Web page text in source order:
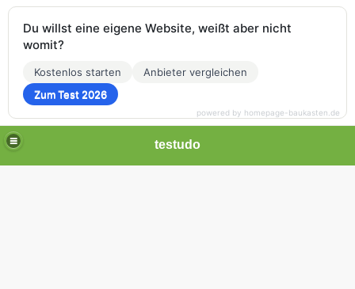
google-site-verification=D2bC-
XrltvL3D4zLX4jYTVHxqfSsRHtlI79R_iTRWa0
testudo
Du willst eine eigene Website, weißt aber nicht
womit?
Kostenlos starten
Anbieter vergleichen
Zum Test 2026
powered by homepage-baukasten.de